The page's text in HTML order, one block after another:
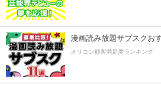
漫画読み放題サブスクお
オリコン顧客満足度ランキング